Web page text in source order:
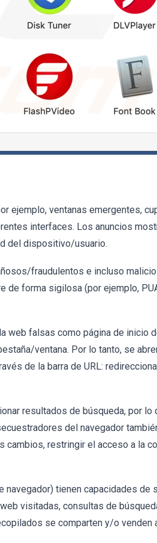
ejemplo, ventanas emergentes,
interfaces. Los anuncios
del dispositivo/usuario.
fraudulentos e incluso
forma sigilosa (por ejemplo,
web falsas como página de inicio
ventana. Por lo tanto, se
de la barra de URL:
resultados de búsqueda, por lo
del navegador
cambios, restringir el acceso a la
tienen capacidades de
visitadas, consultas de
se comparten y/o venden